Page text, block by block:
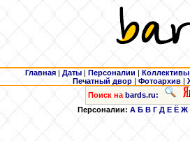
Главная | Даты | Персоналии | Коллективы
Печатный двор |Фотоархив |
Поиск на bards.ru:
Персоналии: А Б В Г Д Е Ё Ж